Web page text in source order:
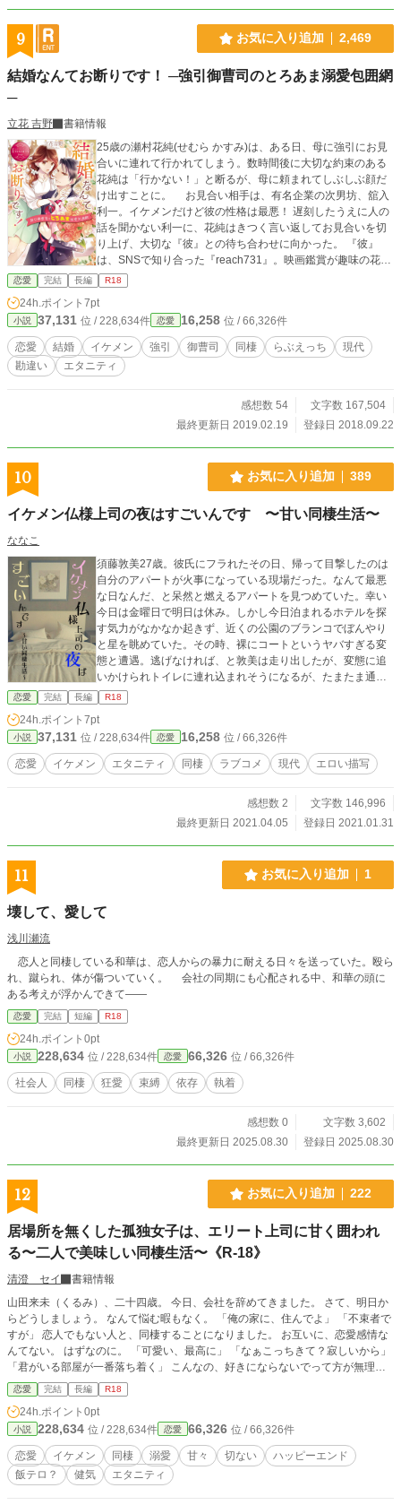
9 お気に入り追加 2,469
結婚なんてお断りです！ ─強引御曹司のとろあま溺愛包囲網
─
立花 吉野
書籍情報
25歳の瀬村花純(せむら かすみ)は、ある日、母に強引にお見
合いに連れて行かれてしまう。数時間後に大切な約束のある
花純は「行かない！」と断るが、母に頼まれてしぶしぶ顔だ
け出すことに。 お見合い相手は、有名企業の次男坊、舘入
利一。イケメンだけど彼の性格は最悪！ 遅刻したうえに人の
話を聞かない利一に、花純はきつく言い返してお見合いを切
り上げ、大切な『彼』との待ち合わせに向かった。 『彼』
は、SNSで知り合った『reach731』。映画鑑賞が趣味の花純
は、『jimiko』というハンドルネームでSNSに映画の感想を
アップしていて、共通の趣味を持つ『reach731』と親しくな
った。大人な印象のreach731と会えるのを楽しみにしていた
花純だったが、約束の時間、なぜかやって来たのはさっきの
御曹司、舘入利一で──？ 出逢った翌日には同棲開始！ 強
引で人の話を聞かない御曹司から、甘く愛される毎日がはじ
まって──……
恋愛 完結 長編 R18
24h.ポイント 7pt
小説 37,131 位 / 228,634件 恋愛 16,258 位 / 66,326件
恋愛 結婚 イケメン 強引 御曹司 同棲 らぶえっち
現代
勘違い
エタニティ
感想数 54
文字数 167,504
最終更新日 2019.02.19
登録日 2018.09.22
10 お気に入り追加 389
イケメン仏様上司の夜はすごいんです 〜甘い同棲生活〜
ななこ
須藤敦美27歳。彼氏にフラれたその日、帰って目撃したのは
自分のアパートが火事になっている現場だった。なんて最悪
な日なんだ、と呆然と燃えるアパートを見つめていた。幸い
今日は金曜日で明日は休み。しかし今日泊まれるホテルを探
す気力がなかなか起きず、近くの公園のブランコでぼんやり
と星を眺めていた。その時、裸にコートというヤバすぎる変
態と遭遇。逃げなければ、と敦美は走り出したが、変態に追
いかけられトイレに連れ込まれそうになるが、たまたま通り
がかった会社の上司に助けられる。恐怖からの解放感と安心
感で号泣した敦美に、上司の中村智紀は困り果て、「とりあ
えずうちに来るか」と誘う。中村の家に上がった敦美はなお
も泣き続け、不満や愚痴をぶちまける。そしてやっと落ち着
いた敦美は、ずっと黙って話を聞いてくれた中村にお礼を言
って宿泊先を探しに行こうとするが、中村に「ずっとお前の
上司に恋心は抱いていなかったが、憧れてはいた敦美は中村
と付き合うことに。そして宿に困っている敦美に中村は「し
きにさせるから、覚悟して」と言われ、もうすでにドキドキ
し始める。こんなんじゃ心臓持たないよ、というドキドキの
恋愛 完結 長編 R18
24h.ポイント 7pt
小説 37,131 位 / 228,634件 恋愛 16,258 位 / 66,326件
恋愛 イケメン エタニティ 同棲 ラブコメ 現代 エロい描写
感想数 2
文字数 146,996
最終更新日 2021.04.05
登録日 2021.01.31
11 お気に入り追加 1
壊して、愛して
浅川瀬流
恋人と同棲している和華は、恋人からの暴力に耐える日々を送っていた。殴ら
れ、蹴られ、体が傷ついていく。 会社の同期にも心配される中、和華の頭に
ある考えが浮かんできて――
恋愛 完結 短編 R18
24h.ポイント 0pt
小説 228,634 位 / 228,634件 恋愛 66,326 位 / 66,326件
社会人 同棲 狂愛 束縛 依存 執着
感想数 0
文字数 3,602
最終更新日 2025.08.30
登録日 2025.08.30
12 お気に入り追加 222
居場所を無くした孤独女子は、エリート上司に甘く囲われ
る〜二人で美味しい同棲生活〜《R-18》
清澄 セイ
書籍情報
山田来未（くるみ）、二十四歳。 今日、会社を辞めてきました。 さて、明日か
らどうしましょう。 なんて悩む暇もなく。 「俺の家に、住んでよ」 「不束者で
すが」 恋人でもない人と、同棲することになりました。 お互いに、恋愛感情な
んてない。 はずなのに。 「可愛い、最高に」 「なぁこっちきて？寂しいから」
「君がいる部屋が一番落ち着く」 こんなの、好きにならないでって方が無理で
す。 真面目な不憫系女子×不器用甘やかし系男子 同棲から始まるほのぼのラ
ブ。 ※別名義で他サイトにも公開しています。
恋愛 完結 長編 R18
24h.ポイント 0pt
小説 228,634 位 / 228,634件 恋愛 66,326 位 / 66,326件
恋愛 イケメン 同棲 溺愛 甘々 切ない
ハッピーエンド
飯テロ？
健気 エタニティ